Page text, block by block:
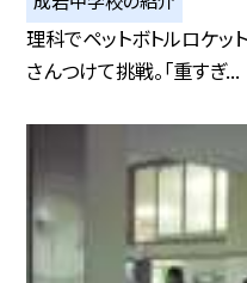
理科でペットボトルロケッ
さんつけて挑戦。「重すぎ...